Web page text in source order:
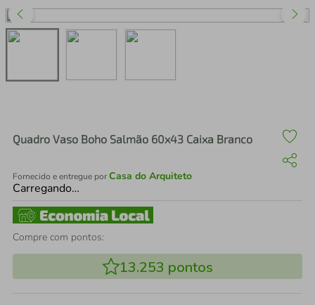
Quadro Vaso Boho Salmão 60x43 Caixa Branco
Fornecido e entregue porCasa do Arquiteto
Carregando…
Compre com pontos:
13.253 pontos
perfume